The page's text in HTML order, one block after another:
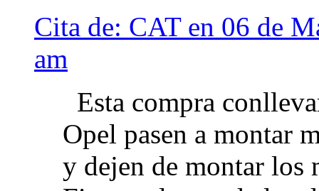
Cita de: CAT en 06 de
am
Esta compra
Opel pasen a montar
y dejen de montar los